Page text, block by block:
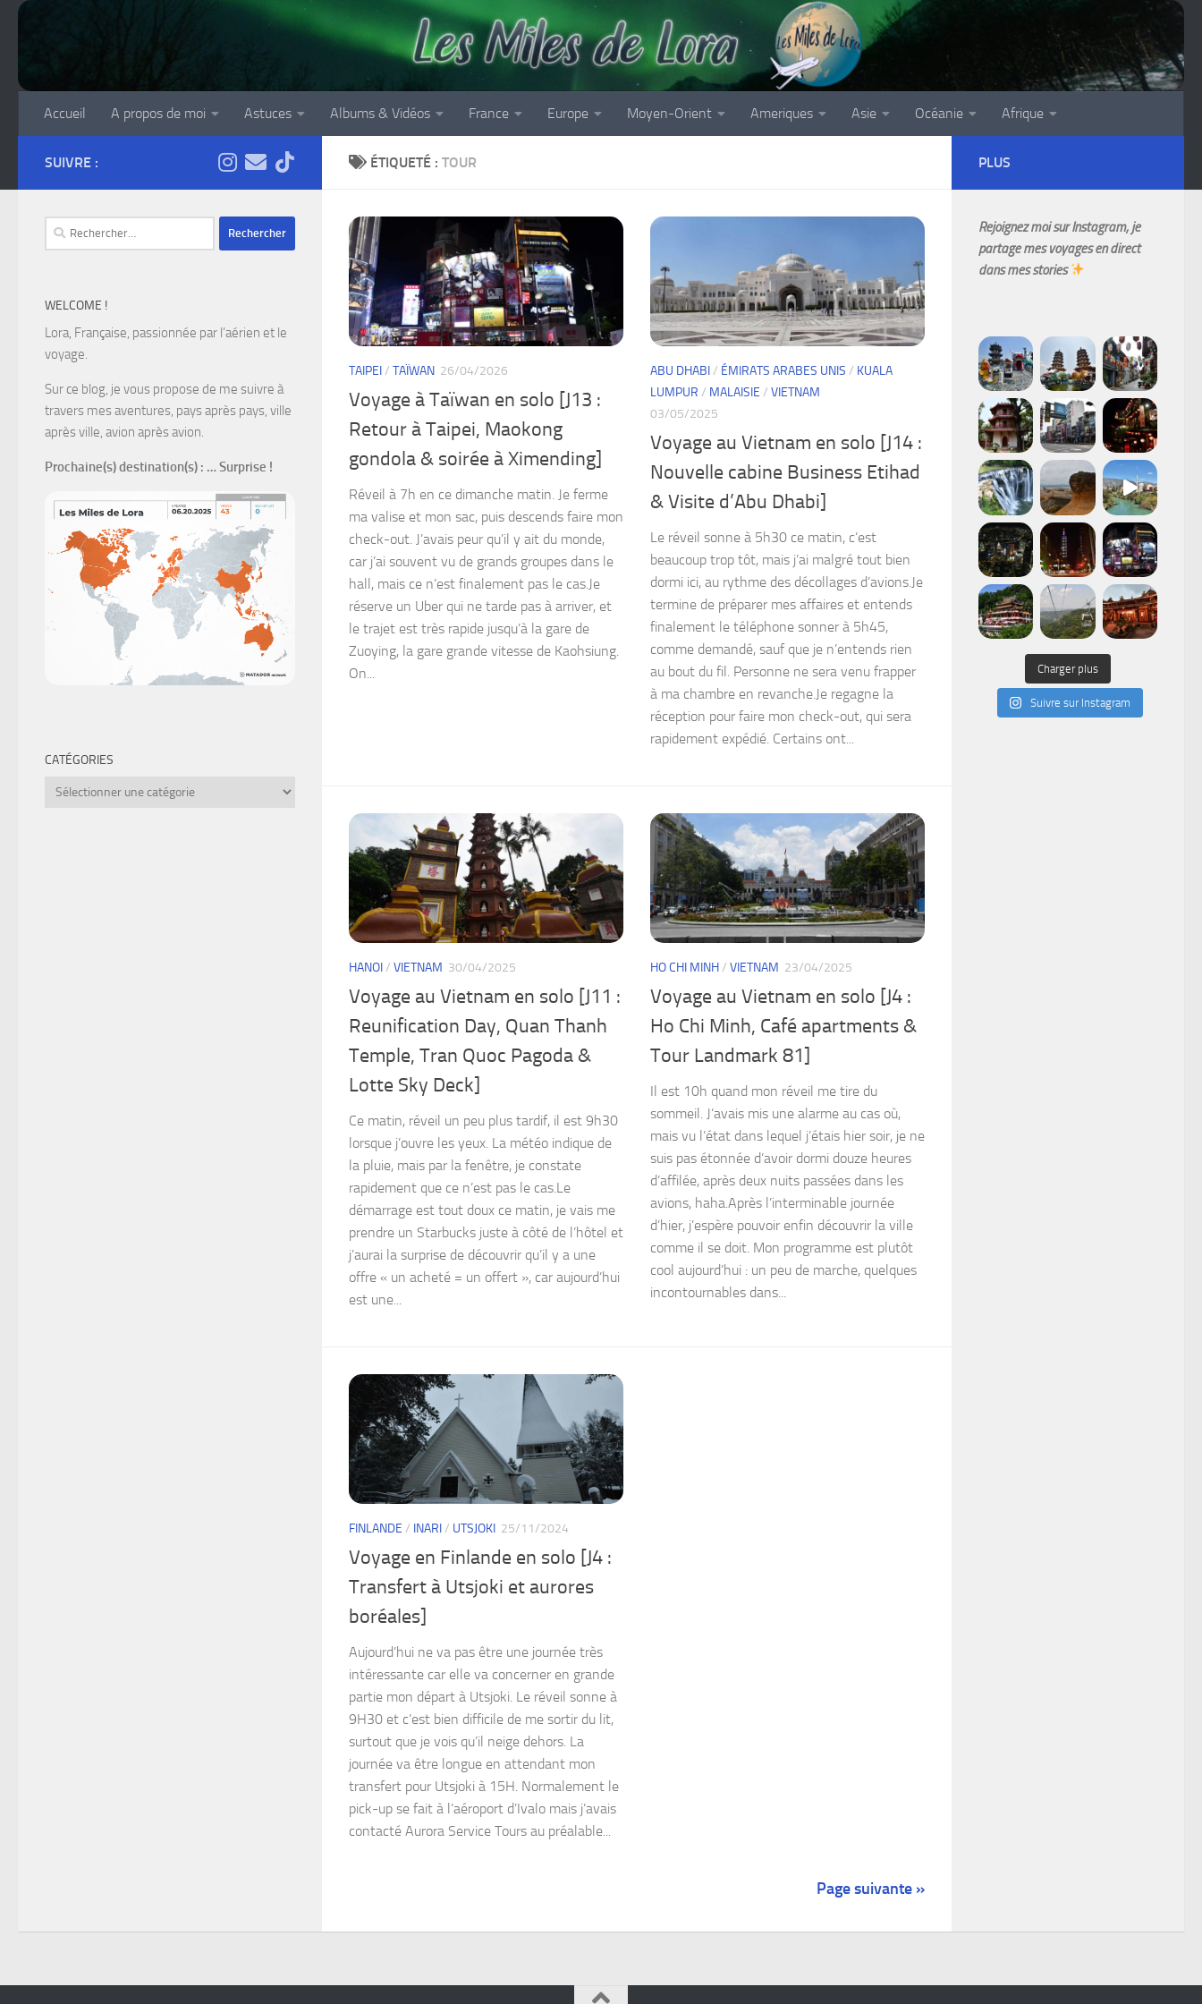
Accueil A propos de moi Astuces Albums & Vidéos France Europe Moyen-Orient Ameriques Asie Océanie Afrique
ÉTIQUETÉ : TOUR
TAIPEI/ TAÏWAN 26/04/2026
Voyage à Taïwan en solo [J13 :
Retour à Taipei, Maokong
gondola & soirée à Ximending]
Réveil à 7h en ce dimanche matin. Je ferme
ma valise et mon sac, puis descends faire mon
check-out. J’avais peur qu’il y ait du monde,
car j’ai souvent vu de grands groupes dans le
hall, mais ce n’est finalement pas le cas.Je
réserve un Uber qui ne tarde pas à arriver, et
le trajet est très rapide jusqu’à la gare de
Zuoying, la gare grande vitesse de Kaohsiung.
On...
ABU DHABI/ ÉMIRATS ARABES UNIS / KUALA
LUMPUR / MALAISIE / VIETNAM
03/05/2025
Voyage au Vietnam en solo [J14 :
Nouvelle cabine Business Etihad
& Visite d’Abu Dhabi]
Le réveil sonne à 5h30 ce matin, c’est
beaucoup trop tôt, mais j’ai malgré tout bien
dormi ici, au rythme des décollages d’avions.Je
termine de préparer mes affaires et entends
finalement le téléphone sonner à 5h45,
comme demandé, sauf que je n’entends rien
au bout du fil. Personne ne sera venu frapper
à ma chambre en revanche.Je regagne la
réception pour faire mon check-out, qui sera
rapidement expédié. Certains ont...
HANOI/ VIETNAM 30/04/2025
Voyage au Vietnam en solo [J11 :
Reunification Day, Quan Thanh
Temple, Tran Quoc Pagoda &
Lotte Sky Deck]
Ce matin, réveil un peu plus tardif, il est 9h30
lorsque j’ouvre les yeux. La météo indique de
la pluie, mais par la fenêtre, je constate
rapidement que ce n’est pas le cas.Le
démarrage est tout doux ce matin, je vais me
prendre un Starbucks juste à côté de l’hôtel et
j’aurai la surprise de découvrir qu’il y a une
offre « un acheté = un offert », car aujourd’hui
est une...
HO CHI MINH/ VIETNAM 23/04/2025
Voyage au Vietnam en solo [J4 :
Ho Chi Minh, Café apartments &
Tour Landmark 81]
Il est 10h quand mon réveil me tire du
sommeil. J’avais mis une alarme au cas où,
mais vu l’état dans lequel j’étais hier soir, je ne
suis pas étonnée d’avoir dormi douze heures
d’affilée, après deux nuits passées dans les
avions, haha.Après l’interminable journée
d’hier, j’espère pouvoir enfin découvrir la ville
comme il se doit. Mon programme est plutôt
cool aujourd’hui : un peu de marche, quelques
incontournables dans...
FINLANDE / INARI/ UTSJOKI 25/11/2024
Voyage en Finlande en solo [J4 :
Transfert à Utsjoki et aurores
boréales]
Aujourd’hui ne va pas être une journée très
intéressante car elle va concerner en grande
partie mon départ à Utsjoki. Le réveil sonne à
9H30 et c’est bien difficile de me sortir du lit,
surtout que je vois qu’il neige dehors. La
journée va être longue en attendant mon
transfert pour Utsjoki à 15H. Normalement le
pick-up se fait à l’aéroport d’Ivalo mais j’avais
contacté Aurora Service Tours au préalable...
Page suivante »
SUIVRE :
Rechercher :
WELCOME !
Lora, Française, passionnée par l’aérien et le
voyage.
Sur ce blog, je vous propose de me suivre à
travers mes aventures, pays après pays, ville
après ville, avion après avion.
Prochaine(s) destination(s) : … Surprise !
CATÉGORIES
Catégories
PLUS
Rejoignez moi sur Instagram, je
partage mes voyages en direct
dans mes stories
Charger plus
Suivre sur Instagram